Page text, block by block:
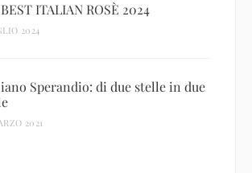
ITALIAN ROSÈ 2024
2024
Sperandio: di due stelle in due
2021